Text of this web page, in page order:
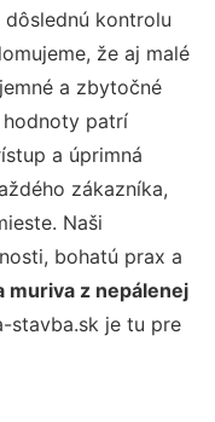
kontrolu
že aj malé
a zbytočné
hodnoty patrí
a úprimná
zákazníka,
Naši
bohatú prax a
muriva z nepálenej
stavba.sk je tu pre